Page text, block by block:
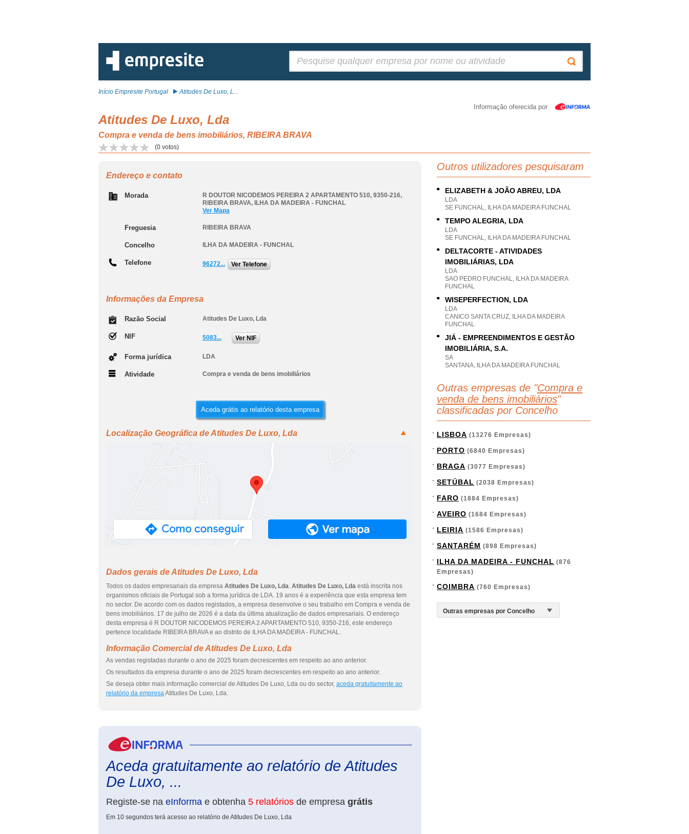
Início Empresite Portugal Atitudes De Luxo, L...
Informação oferecida por
Atitudes De Luxo, Lda
Compra e venda de bens imobiliários, RIBEIRA BRAVA
(0 votos)
Endereço e contato
Morada R DOUTOR NICODEMOS PEREIRA 2 APARTAMENTO 510, 9350-216,
RIBEIRA BRAVA, ILHA DA MADEIRA - FUNCHAL
Ver Mapa
Freguesia RIBEIRA BRAVA
Concelho ILHA DA MADEIRA - FUNCHAL
Telefone 96272... Ver Telefone
Informações da Empresa
Razão Social Atitudes De Luxo, Lda
NIF 5083... Ver NIF
Forma jurídica LDA
Atividade Compra e venda de bens imobiliários
Aceda grátis ao relatório desta empresa
Localização Geográfica de Atitudes De Luxo, Lda
Dados gerais de Atitudes De Luxo, Lda
Todos os dados empresariais da empresa Atitudes De Luxo, Lda. Atitudes De Luxo, Lda está inscrita nos
organismos oficiais de Portugal sob a forma jurídica de LDA. 19 anos é a experiência que esta empresa tem
no sector. De acordo com os dados registados, a empresa desenvolve o seu trabalho em Compra e venda de
bens imobiliários. 17 de julho de 2026 é a data da última atualização de dados empresariais. O endereço
desta empresa é R DOUTOR NICODEMOS PEREIRA 2 APARTAMENTO 510, 9350-216, este endereço
pertence localidade RIBEIRA BRAVA e ao distrito de ILHA DA MADEIRA - FUNCHAL.
Informação Comercial de Atitudes De Luxo, Lda
As vendas registadas durante o ano de 2025 foram decrescentes em respeito ao ano anterior.
Os resultados da empresa durante o ano de 2025 foram decrescentes em respeito ao ano anterior.
Se deseja obter mais informação comercial de Atitudes De Luxo, Lda ou do sector, aceda gratuitamente ao
relatório da empresaAtitudes De Luxo, Lda.
Aceda gratuitamente ao relatório de Atitudes
De Luxo, ...
Registe-se na eInforma e obtenha 5 relatórios de empresa grátis
Em 10 segundos terá acesso ao relatório de Atitudes De Luxo, Lda
Outros utilizadores pesquisaram
ELIZABETH & JOÃO ABREU, LDA
LDA
SE FUNCHAL, ILHA DA MADEIRA FUNCHAL
TEMPO ALEGRIA, LDA
LDA
SE FUNCHAL, ILHA DA MADEIRA FUNCHAL
DELTACORTE - ATIVIDADES
IMOBILIÁRIAS, LDA
LDA
SAO PEDRO FUNCHAL, ILHA DA MADEIRA
FUNCHAL
WISEPERFECTION, LDA
LDA
CANICO SANTA CRUZ, ILHA DA MADEIRA
FUNCHAL
JIÁ - EMPREENDIMENTOS E GESTÃO
IMOBILIÁRIA, S.A.
SA
SANTANA, ILHA DA MADEIRA FUNCHAL
Outras empresas de "Compra e
venda de bens imobiliários"
classificadas por Concelho
LISBOA (13276 Empresas)
PORTO (6840 Empresas)
BRAGA (3077 Empresas)
SETÚBAL (2038 Empresas)
FARO (1884 Empresas)
AVEIRO (1684 Empresas)
LEIRIA (1586 Empresas)
SANTARÉM (898 Empresas)
ILHA DA MADEIRA - FUNCHAL (876
Empresas)
COIMBRA (760 Empresas)